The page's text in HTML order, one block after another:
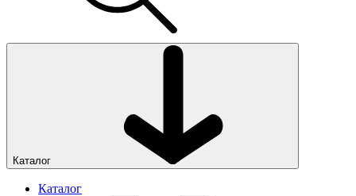
Каталог
Каталог